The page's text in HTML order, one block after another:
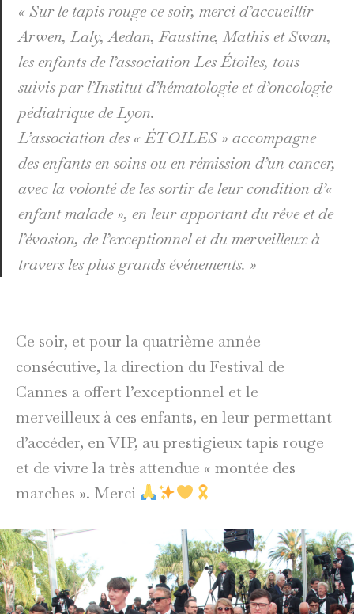
« Sur le tapis rouge ce soir, merci d’accueillir
Arwen, Laly, Aedan, Faustine, Mathis et Swan,
les enfants de l’association Les Étoiles, tous
suivis par l’Institut d’hématologie et d’oncologie
pédiatrique de Lyon.
L’association des « ÉTOILES » accompagne
des enfants en soins ou en rémission d’un cancer,
avec la volonté de les sortir de leur condition d’«
enfant malade », en leur apportant du rêve et de
l’évasion, de l’exceptionnel et du merveilleux à
travers les plus grands événements. »
Ce soir, et pour la quatrième année
consécutive, la direction du Festival de
Cannes a offert l’exceptionnel et le
merveilleux à ces enfants, en leur permettant
d’accéder, en VIP, au prestigieux tapis rouge
et de vivre la très attendue « montée des
marches ». Merci